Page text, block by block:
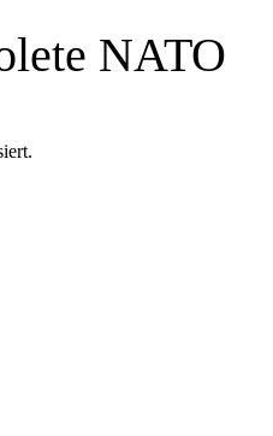
NATO